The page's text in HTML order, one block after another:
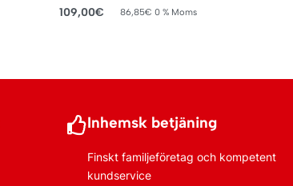
109,00€ 86,85€ 0 % Moms
Inhemsk betjäning
Finskt familjeföretag och kompetent
kundservice